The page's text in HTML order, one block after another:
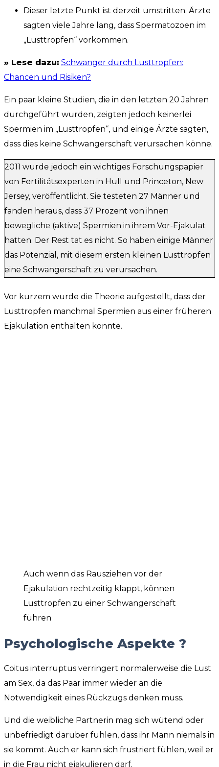
Dieser letzte Punkt ist derzeit umstritten. Ärzte
sagten viele Jahre lang, dass Spermatozoen im
„Lusttropfen“ vorkommen.
» Lese dazu: Schwanger durch Lusttropfen:
Chancen und Risiken?
Ein paar kleine Studien, die in den letzten 20 Jahren
durchgeführt wurden, zeigten jedoch keinerlei
Spermien im „Lusttropfen“, und einige Ärzte sagten,
dass dies keine Schwangerschaft verursachen könne.
2011 wurde jedoch ein wichtiges Forschungspapier
von Fertilitätsexperten in Hull und Princeton, New
Jersey, veröffentlicht. Sie testeten 27 Männer und
fanden heraus, dass 37 Prozent von ihnen
bewegliche (aktive) Spermien in ihrem Vor-Ejakulat
hatten. Der Rest tat es nicht. So haben einige Männer
das Potenzial, mit diesem ersten kleinen Lusttropfen
eine Schwangerschaft zu verursachen.
Vor kurzem wurde die Theorie aufgestellt, dass der
Lusttropfen manchmal Spermien aus einer früheren
Ejakulation enthalten könnte.
Auch wenn das Rausziehen vor der
Ejakulation rechtzeitig klappt, können
Lusttropfen zu einer Schwangerschaft
führen
Psychologische Aspekte ?
Coitus interruptus verringert normalerweise die Lust
am Sex, da das Paar immer wieder an die
Notwendigkeit eines Rückzugs denken muss.
Und die weibliche Partnerin mag sich wütend oder
unbefriedigt darüber fühlen, dass ihr Mann niemals in
sie kommt. Auch er kann sich frustriert fühlen, weil er
in die Frau nicht ejakulieren darf.